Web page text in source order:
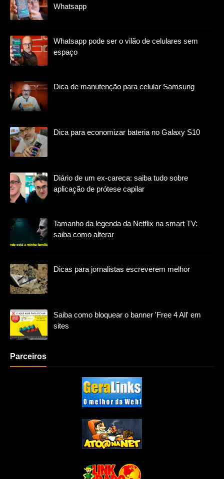
Whatsapp
Whatsapp pode ser o vilão de celulares sem
espaço
Dica de manutenção para celular Samsung
Dica para economizar bateria no Galaxy S10
Diário de um ex-careca: saiba tudo sobre
aplicação de prótese capilar
Tamanho da legenda da Netflix na smart TV:
saiba como alterar
Dicas para jornalistas escreverem melhor
Saiba como bloquear o banner 'Free 4 All' em
sites
Parceiros